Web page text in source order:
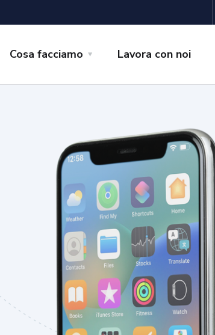
Cosa facciamo Lavora con noi